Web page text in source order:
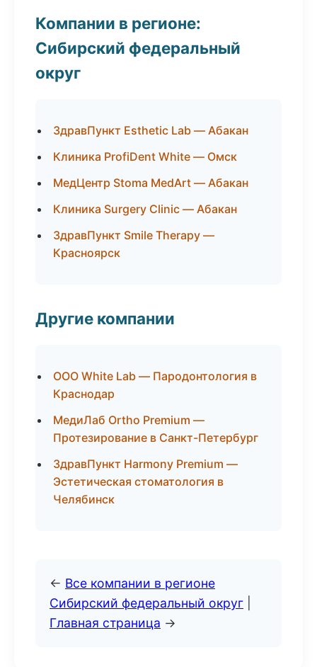
Компании в регионе:
Сибирский федеральный
округ
ЗдравПункт Esthetic Lab — Абакан
Клиника ProfiDent White — Омск
МедЦентр Stoma MedArt — Абакан
Клиника Surgery Clinic — Абакан
ЗдравПункт Smile Therapy —
Красноярск
Другие компании
ООО White Lab — Пародонтология в
Краснодар
МедиЛаб Ortho Premium —
Протезирование в Санкт-Петербург
ЗдравПункт Harmony Premium —
Эстетическая стоматология в
Челябинск
← Все компании в регионе
Сибирский федеральный округ
Главная страница →